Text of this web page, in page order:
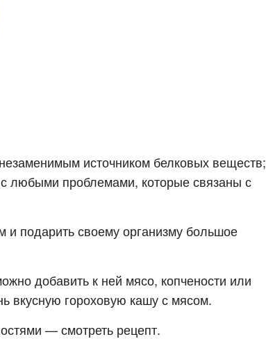
источником белковых веществ;
любыми проблемами, которые связаны с
подарить своему организму большое
добавить к ней мясо, копчености или
вкусную гороховую кашу с мясом.
— смотреть рецепт.